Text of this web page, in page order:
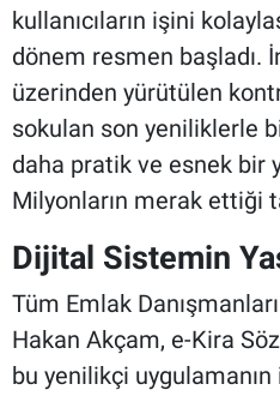
kullanıcıların işini
dönem resmen başladı.
üzerinden yürütülen
sokulan son yeniliklerle
daha pratik ve esnek bir
Milyonların merak ettiği
Dijital Sistemin
Tüm Emlak
Hakan Akçam, e-Kira
bu yenilikçi